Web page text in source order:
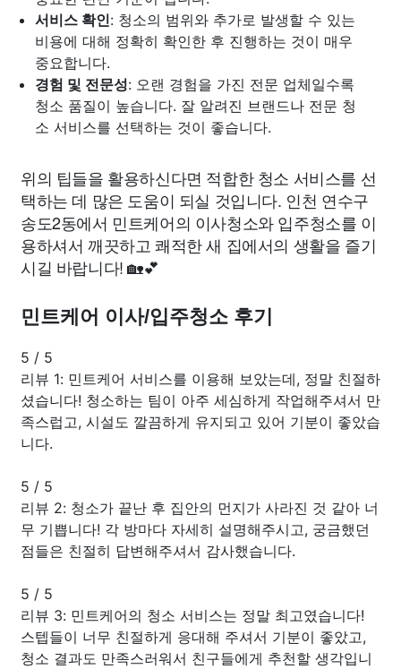
서비스 확인: 청소의 범위와 추가로 발생할 수 있는
비용에 대해 정확히 확인한 후 진행하는 것이 매우
중요합니다.
경험 및 전문성: 오랜 경험을 가진 전문 업체일수록
청소 품질이 높습니다. 잘 알려진 브랜드나 전문 청
소 서비스를 선택하는 것이 좋습니다.
위의 팁들을 활용하신다면 적합한 청소 서비스를 선
택하는 데 많은 도움이 되실 것입니다. 인천 연수구
송도2동에서 민트케어의 이사청소와 입주청소를 이
용하셔서 깨끗하고 쾌적한 새 집에서의 생활을 즐기
시길 바랍니다! 🏡💕
민트케어 이사/입주청소 후기
5 / 5
리뷰 1: 민트케어 서비스를 이용해 보았는데, 정말 친절하
셨습니다! 청소하는 팀이 아주 세심하게 작업해주셔서 만
족스럽고, 시설도 깔끔하게 유지되고 있어 기분이 좋았습
니다.
5 / 5
리뷰 2: 청소가 끝난 후 집안의 먼지가 사라진 것 같아 너
무 기쁩니다! 각 방마다 자세히 설명해주시고, 궁금했던
점들은 친절히 답변해주셔서 감사했습니다.
5 / 5
리뷰 3: 민트케어의 청소 서비스는 정말 최고였습니다!
스텝들이 너무 친절하게 응대해 주셔서 기분이 좋았고,
청소 결과도 만족스러워서 친구들에게 추천할 생각입니